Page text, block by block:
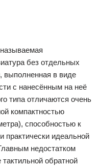
без отдельных
выполненная в виде
с нанесённым на неё
типа отличаются очень
компактностью
способностью к
практически идеальной
недостатком
обратной